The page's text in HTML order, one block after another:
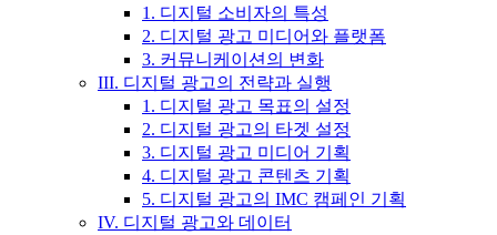
1. 디지털 소비자의 특성
2. 디지털 광고 미디어와 플랫폼
3. 커뮤니케이션의 변화
III. 디지털 광고의 전략과 실행
1. 디지털 광고 목표의 설정
2. 디지털 광고의 타겟 설정
3. 디지털 광고 미디어 기획
4. 디지털 광고 콘텐츠 기획
5. 디지털 광고의 IMC 캠페인 기획
IV. 디지털 광고와 데이터